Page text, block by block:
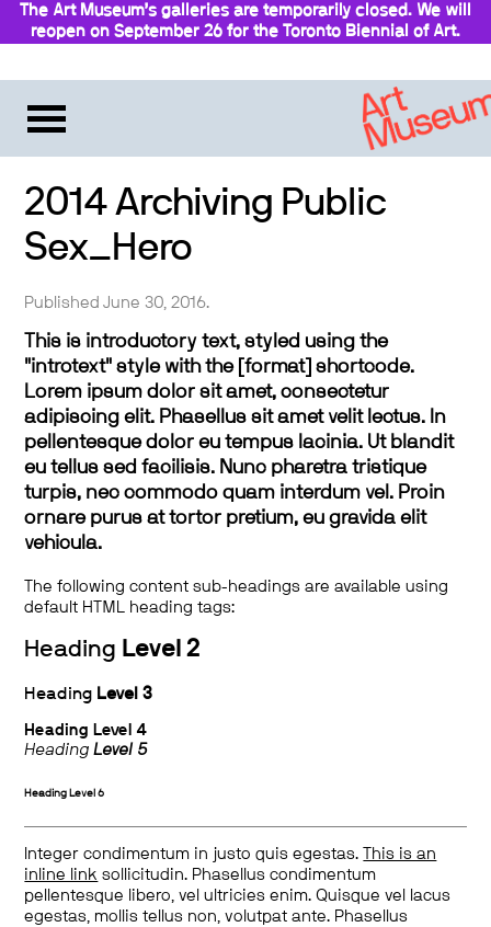
The Art Museum’s galleries are temporarily closed. We will
reopen on September 26 for the Toronto Biennial of Art.
2014 Archiving Public
Sex_Hero
Published June 30, 2016.
This is introductory text, styled using the
"introtext" style with the [format] shortcode.
Lorem ipsum dolor sit amet, consectetur
adipiscing elit. Phasellus sit amet velit lectus. In
pellentesque dolor eu tempus lacinia. Ut blandit
eu tellus sed facilisis. Nunc pharetra tristique
turpis, nec commodo quam interdum vel. Proin
ornare purus at tortor pretium, eu gravida elit
vehicula.
The following content sub-headings are available using
default HTML heading tags:
Heading Level 2
Heading Level 3
Heading Level 4
HeadingLevel 5
Heading Level 6
Integer condimentum in justo quis egestas.
This is an
inline link sollicitudin. Phasellus condimentum
pellentesque libero, vel ultricies enim. Quisque vel lacus
egestas, mollis tellus non, volutpat ante. Phasellus